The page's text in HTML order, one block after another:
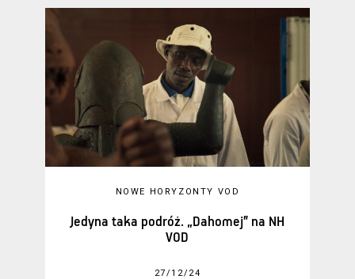
NOWE HORYZONTY VOD
Jedyna taka podróż. „Dahomej” na NH
VOD
27/12/24